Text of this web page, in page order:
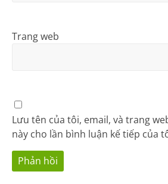
Trang web
Lưu tên của tôi, email, và trang
này cho lần bình luận kế tiếp của